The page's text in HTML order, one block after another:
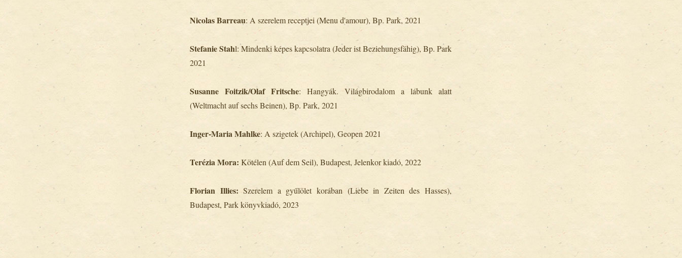
Nicolas Barreau: A szerelem receptjei (Menu d'amour), Bp. Park, 2021
Stefanie Stahl: Mindenki képes kapcsolatra (Jeder ist Beziehungsfähig), Bp. Park
2021
Susanne Foitzik/Olaf Fritsche: Hangyák. Világbirodalom a lábunk alatt
(Weltmacht auf sechs Beinen), Bp. Park, 2021
Inger-Maria Mahlke: A szigetek (Archipel), Geopen 2021
Terézia Mora: Kötélen (Auf dem Seil), Budapest, Jelenkor kiadó, 2022
Florian Illies: Szerelem a gyűlölet korában (Liebe in Zeiten des Hasses),
Budapest, Park könyvkiadó, 2023